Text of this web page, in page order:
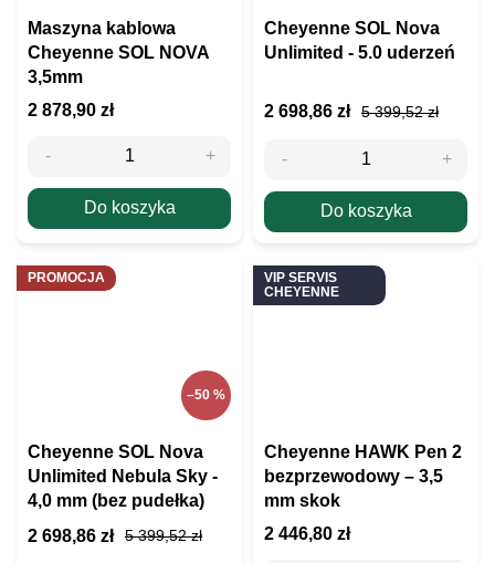
Maszyna kablowa
Cheyenne SOL NOVA
3,5mm
2 878,90 zł
Do koszyka
Cheyenne SOL Nova
Unlimited - 5.0 uderzeń
5 399,52 zł
2 698,86 zł
Do koszyka
PROMOCJA
–50 %
Cheyenne SOL Nova
Unlimited Nebula Sky -
4,0 mm (bez pudełka)
5 399,52 zł
2 698,86 zł
VIP SERVIS
CHEYENNE
Cheyenne HAWK Pen 2
bezprzewodowy – 3,5
mm skok
2 446,80 zł